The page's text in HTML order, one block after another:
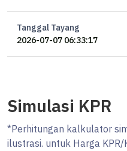
Tanggal Tayang
2026-07-07 06:33:17
Simulasi KPR
*Perhitungan kalkulator
ilustrasi. untuk Harga